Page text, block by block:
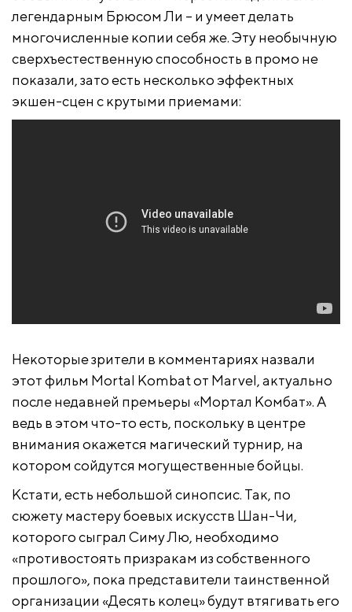
легендарным Брюсом Ли – и умеет делать
многочисленные копии себя же. Эту необычную
сверхъестественную способность в промо не
показали, зато есть несколько эффектных
экшен-сцен с крутыми приемами:
Некоторые зрители в комментариях назвали
этот фильм Mortal Kombat от Marvel, актуально
после недавней премьеры «Мортал Комбат». А
ведь в этом что-то есть, поскольку в центре
внимания окажется магический турнир, на
котором сойдутся могущественные бойцы.
Кстати, есть небольшой синопсис. Так, по
сюжету мастеру боевых искусств Шан-Чи,
которого сыграл Симу Лю, необходимо
«противостоять призракам из собственного
прошлого», пока представители таинственной
организации «Десять колец» будут втягивать его